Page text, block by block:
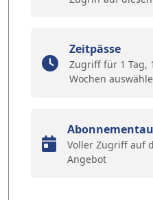
Zeitpässe
Zugriff für 1 Tag,
Wochen
Voller Zugriff auf
Angebot